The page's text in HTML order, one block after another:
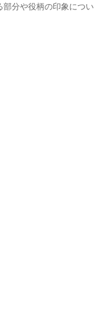
分や役柄の印象につい